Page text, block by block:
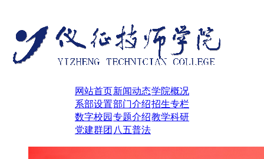
网站首页新闻动态学院概况
系部设置部门介绍招生专栏
数字校园 专题介绍教学科研
党建群团 八五普法